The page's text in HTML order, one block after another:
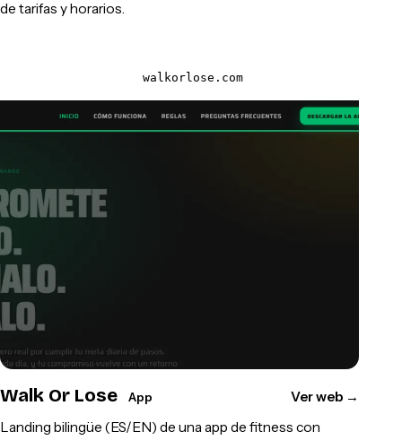
de tarifas y horarios.
walkorlose.com
Walk Or Lose App Ver web →
Landing bilingüe (ES/EN) de una app de fitness con